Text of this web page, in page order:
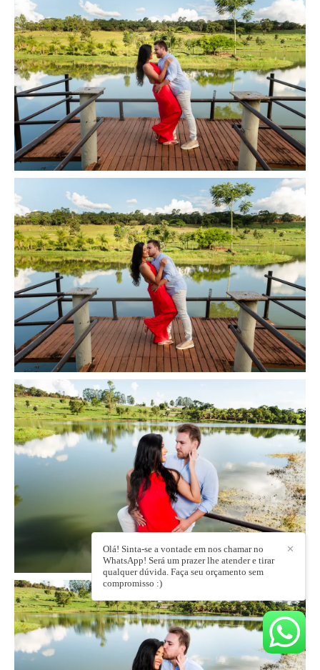
✕
Olá! Sinta-se a vontade em nos chamar no
WhatsApp! Será um prazer lhe atender e tirar
qualquer dúvida. Faça seu orçamento sem
compromisso :)